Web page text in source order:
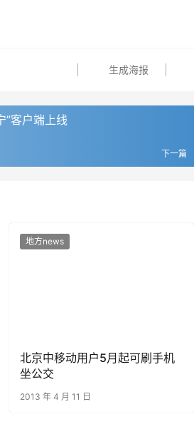
生成海报
”客户端上线
下一篇
地方news
北京中移动用户5月起可刷手机
坐公交
2013 年 4 月 11 日